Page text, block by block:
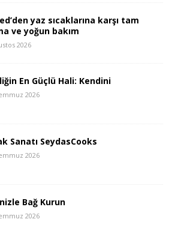
yaz sıcaklarına karşı tam
ve yoğun bakım
2026
En Güçlü Hali: Kendini
2026
Sanatı SeydasCooks
2026
Bağ Kurun
2026